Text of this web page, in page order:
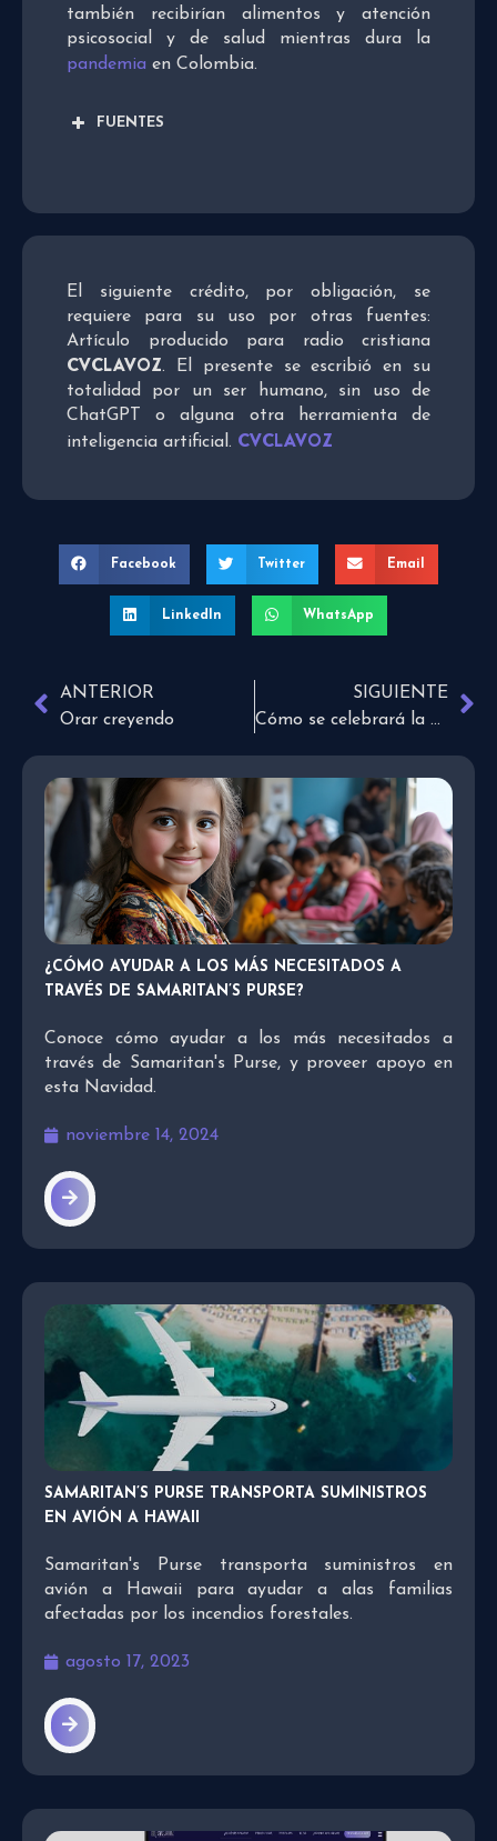
también recibirían alimentos y atención
psicosocial y de salud mientras dura la
pandemia en Colombia.
FUENTES
El siguiente crédito, por obligación, se
requiere para su uso por otras fuentes:
Artículo producido para radio cristiana
CVCLAVOZ. El presente se escribió en su
totalidad por un ser humano, sin uso de
ChatGPT o alguna otra herramienta de
inteligencia artificial. CVCLAVOZ
Facebook Twitter Email
LinkedIn WhatsApp
ANTERIOR
Orar creyendo
SIGUIENTE
Cómo se celebrará la Semana Santa este año
¿CÓMO AYUDAR A LOS MÁS NECESITADOS A
TRAVÉS DE SAMARITAN’S PURSE?
Conoce cómo ayudar a los más necesitados a
través de Samaritan's Purse, y proveer apoyo en
esta Navidad.
noviembre 14, 2024
SAMARITAN’S PURSE TRANSPORTA SUMINISTROS
EN AVIÓN A HAWAII
Samaritan's Purse transporta suministros en
avión a Hawaii para ayudar a alas familias
afectadas por los incendios forestales.
agosto 17, 2023